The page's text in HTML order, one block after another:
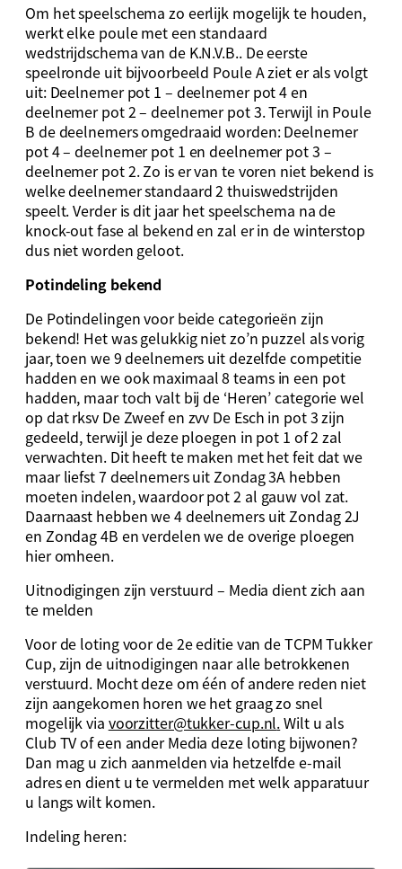
Om het speelschema zo eerlijk mogelijk te houden,
werkt elke poule met een standaard
wedstrijdschema van de K.N.V.B.. De eerste
speelronde uit bijvoorbeeld Poule A ziet er als volgt
uit: Deelnemer pot 1 – deelnemer pot 4 en
deelnemer pot 2 – deelnemer pot 3. Terwijl in Poule
B de deelnemers omgedraaid worden: Deelnemer
pot 4 – deelnemer pot 1 en deelnemer pot 3 –
deelnemer pot 2. Zo is er van te voren niet bekend is
welke deelnemer standaard 2 thuiswedstrijden
speelt. Verder is dit jaar het speelschema na de
knock-out fase al bekend en zal er in de winterstop
dus niet worden geloot.
Potindeling bekend
De Potindelingen voor beide categorieën zijn
bekend! Het was gelukkig niet zo’n puzzel als vorig
jaar, toen we 9 deelnemers uit dezelfde competitie
hadden en we ook maximaal 8 teams in een pot
hadden, maar toch valt bij de ‘Heren’ categorie wel
op dat rksv De Zweef en zvv De Esch in pot 3 zijn
gedeeld, terwijl je deze ploegen in pot 1 of 2 zal
verwachten. Dit heeft te maken met het feit dat we
maar liefst 7 deelnemers uit Zondag 3A hebben
moeten indelen, waardoor pot 2 al gauw vol zat.
Daarnaast hebben we 4 deelnemers uit Zondag 2J
en Zondag 4B en verdelen we de overige ploegen
hier omheen.
Uitnodigingen zijn verstuurd – Media dient zich aan
te melden
Voor de loting voor de 2e editie van de TCPM Tukker
Cup, zijn de uitnodigingen naar alle betrokkenen
verstuurd. Mocht deze om één of andere reden niet
zijn aangekomen horen we het graag zo snel
mogelijk via voorzitter@tukker-cup.nl.Wilt u als
Club TV of een ander Media deze loting bijwonen?
Dan mag u zich aanmelden via hetzelfde e-mail
adres en dient u te vermelden met welk apparatuur
u langs wilt komen.
Indeling heren: